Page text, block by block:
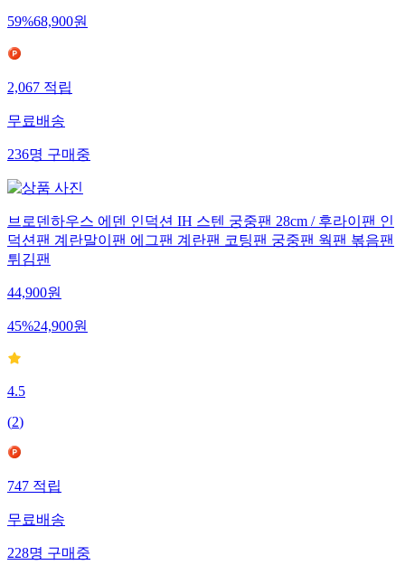
59%68,900원
2,067적립
무료배송
236명구매중
브로덴하우스 에덴 인덕션 IH 스텐 궁중팬 28cm / 후라이팬 인
덕션팬 계란말이팬 에그팬 계란팬 코팅팬 궁중팬 웍팬 볶음팬
튀김팬
44,900원
45%24,900원
4.5
(2)
747적립
무료배송
228명구매중